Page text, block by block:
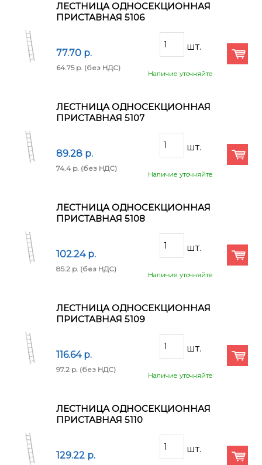
ЛЕСТНИЦА ОДНОСЕКЦИОННАЯ
ПРИСТАВНАЯ 5106
77.70 p.
64.75 p. (без НДС)
Наличие уточняйте
ЛЕСТНИЦА ОДНОСЕКЦИОННАЯ
ПРИСТАВНАЯ 5107
89.28 p.
74.4 p. (без НДС)
Наличие уточняйте
ЛЕСТНИЦА ОДНОСЕКЦИОННАЯ
ПРИСТАВНАЯ 5108
102.24 p.
85.2 p. (без НДС)
Наличие уточняйте
ЛЕСТНИЦА ОДНОСЕКЦИОННАЯ
ПРИСТАВНАЯ 5109
116.64 p.
97.2 p. (без НДС)
Наличие уточняйте
ЛЕСТНИЦА ОДНОСЕКЦИОННАЯ
ПРИСТАВНАЯ 5110
129.22 p.